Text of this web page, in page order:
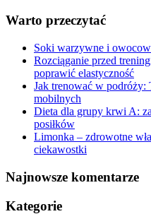
Warto przeczytać
Soki warzywne i
Rozciąganie przed
poprawić elastyczność
Jak trenować w podróży:
mobilnych
Dieta dla grupy krwi A:
posiłków
Limonka – zdrowotne
ciekawostki
Najnowsze komentarze
Kategorie